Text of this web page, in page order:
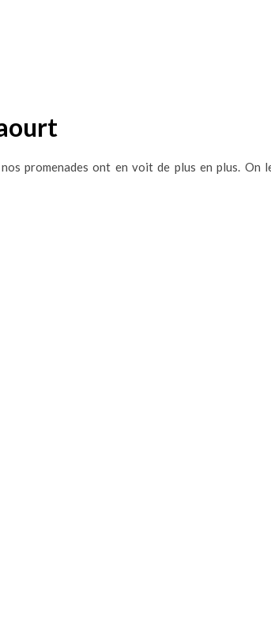
promenades ont en voit de plus en plus. On